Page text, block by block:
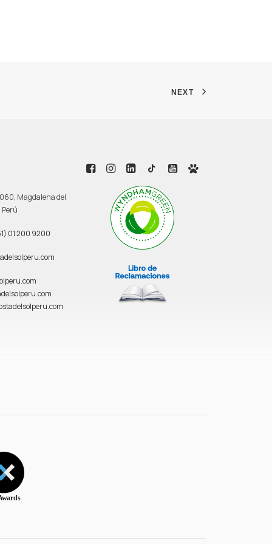
NEXT
Magdalena del
Perú
01 200 9200